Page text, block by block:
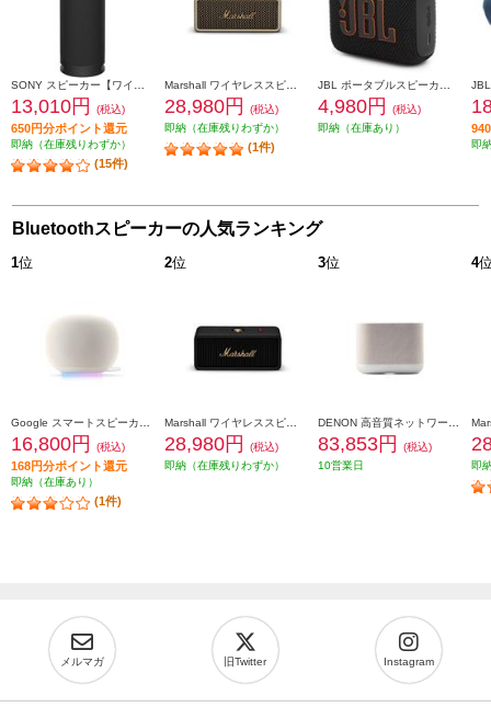
13,010円 (税込)
650円分ポイント還元
即納（在庫残りわずか）
(15件)
28,980円
(税込)
即納（在庫残りわずか）
(1件)
4,980円
(税込)
即納（在庫あり）
即
Bluetoothスピーカーの人気ランキング
1位
16,800円 (税込)
168円分ポイント還元
即納（在庫あり）
(1件)
2位
28,980円
(税込)
即納（在庫残りわずか）
3位
83,853円
(税込)
10営業日
4
即
メルマガ 旧Twitter Instagram